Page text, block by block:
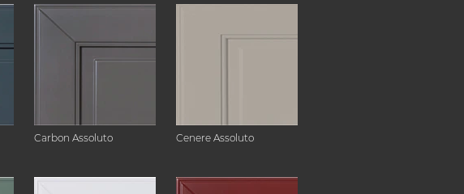
Carbon Assoluto Cenere Assoluto